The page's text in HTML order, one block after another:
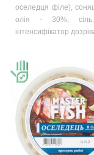
оселедця філе),
олія - 30%,
інтенсифікатор